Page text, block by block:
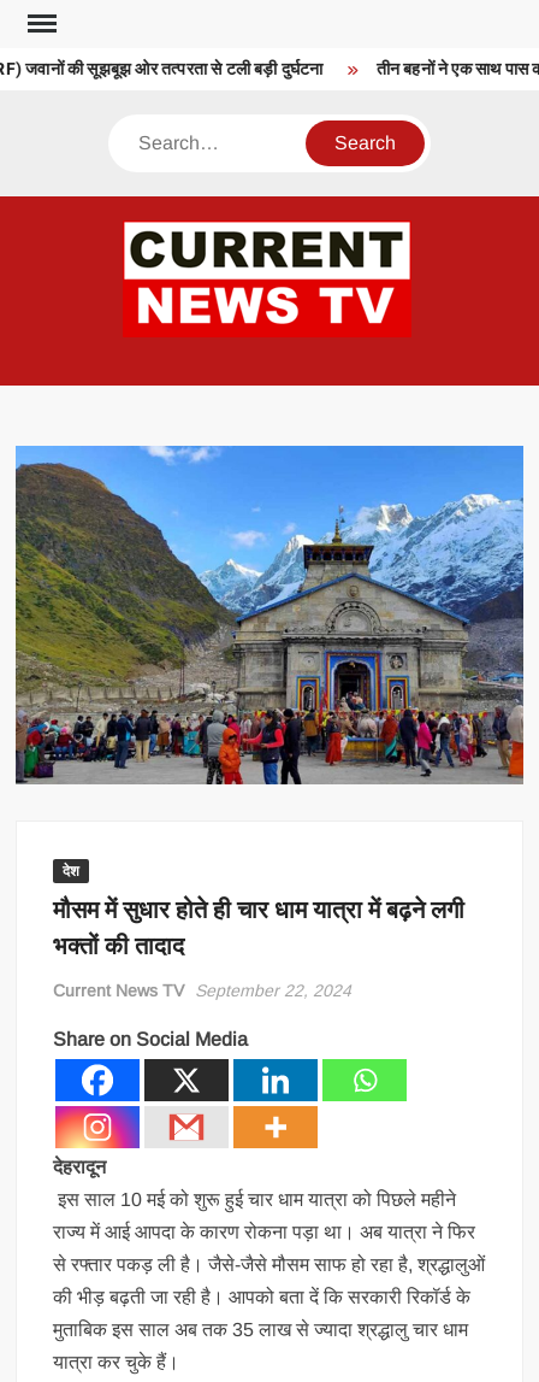
Skip
content
जवानों की सूझबूझ ओर तत्परता से टली बड़ी दुर्घटना तीन बहनों ने एक साथ पास
Search
देश
मौसम में सुधार होते ही चार धाम यात्रा में बढ़ने लगी
भक्तों की तादाद
Current News TV September 22, 2024
Share on Social Media
देहरादून
इस साल 10 मई को शुरू हुई चार धाम यात्रा को पिछले महीने
राज्य में आई आपदा के कारण रोकना पड़ा था। अब यात्रा ने फिर
से रफ्तार पकड़ ली है। जैसे-जैसे मौसम साफ हो रहा है, श्रद्धालुओं
की भीड़ बढ़ती जा रही है। आपको बता दें कि सरकारी रिकॉर्ड के
मुताबिक इस साल अब तक 35 लाख से ज्यादा श्रद्धालु चार धाम
यात्रा कर चुके हैं।